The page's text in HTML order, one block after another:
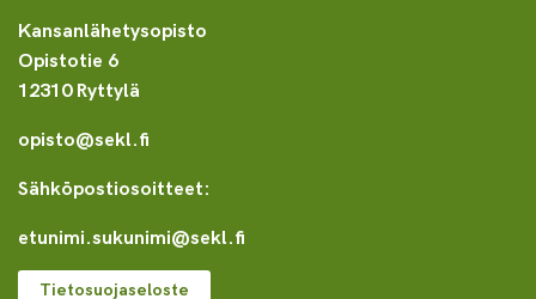
Kansanlähetysopisto
Opistotie 6
12310 Ryttylä
opisto@sekl.fi
Sähköpostiosoitteet:
etunimi.sukunimi@sekl.fi
Tietosuojaseloste